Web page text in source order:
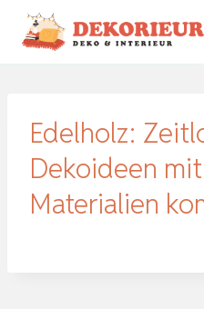
Zum
Inhalt
Edelholz:
Dekoideen
Materialien